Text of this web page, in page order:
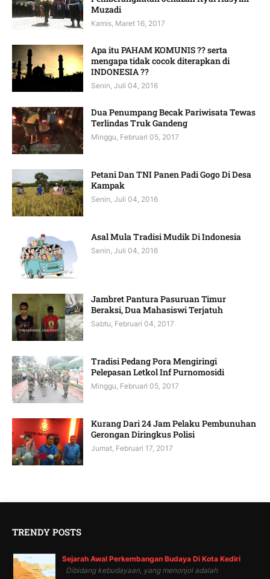
Muzadi
Kamis, Maret 16, 2017
Apa itu PAHAM KOMUNIS ?? serta
mengapa tidak cocok diterapkan di
INDONESIA ??
Senin, Juli 04, 2016
Dua Penumpang Becak Pariwisata Tewas
Terlindas Truk Gandeng
Minggu, Februari 05, 2017
Petani Dan TNI Panen Padi Gogo Di Desa
Kampak
Senin, Juli 04, 2016
Asal Mula Tradisi Mudik Di Indonesia
Senin, Juli 04, 2016
Jambret Pantura Pasuruan Timur
Beraksi, Dua Mahasiswi Terjatuh
Sabtu, Februari 04, 2017
Tradisi Pedang Pora Mengiringi
Pelepasan Letkol Inf Purnomosidi
Minggu, Februari 05, 2017
Kurang Dari 24 Jam Pelaku Pembunuhan
Gerongan Diringkus Polisi
Jumat, Februari 17, 2017
TRENDY POSTS
Sejarah Awal Perkembangan Budaya Di Kota Kediri
Dibidang kebudayaan, yang menonjol adalah